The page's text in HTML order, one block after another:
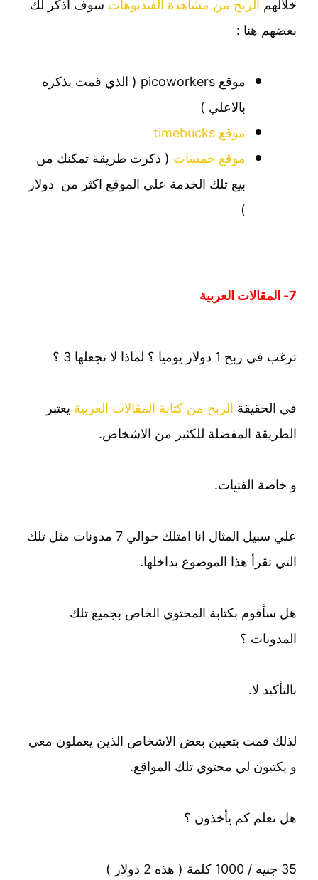
خلالهمالربح من مشاهدة الفيديوهاتسوف اذكر لك
بعضهم هنا :
موقع picoworkers ( الذي قمت بذكره
بالاعلي )
موقع timebucks
موقع خمسات( ذكرت طريقة تمكنك من
بيع تلك الخدمة علي الموقع اكثر من دولار
ترغب في ربح 1 دولار يوميا ؟ لماذا لا تجعلها 3 ؟
في الحقيقةالربح من كتابة المقالات العربيةيعتبر
الطريقة المفضلة للكثير من الاشخاص.
و خاصة الفتيات.
علي سبيل المثال انا امتلك حوالي 7 مدونات مثل تلك
التي تقرأ هذا الموضوع بداخلها.
هل سأقوم بكتابة المحتوي الخاص بجميع تلك
المدونات ؟
بالتأكيد لا.
لذلك قمت بتعيين بعض الاشخاص الذين يعملون معي
و يكتبون لي محتوي تلك المواقع.
هل تعلم كم يأخذون ؟
35 جنيه / 1000 كلمة ( هذه 2 دولار )